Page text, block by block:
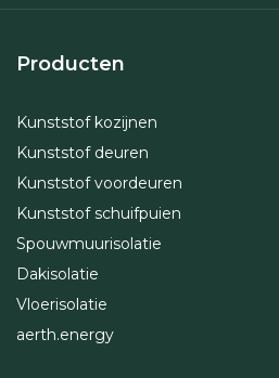
Producten
Kunststof kozijnen
Kunststof deuren
Kunststof voordeuren
Kunststof schuifpuien
Spouwmuurisolatie
Dakisolatie
Vloerisolatie
aerth.energy